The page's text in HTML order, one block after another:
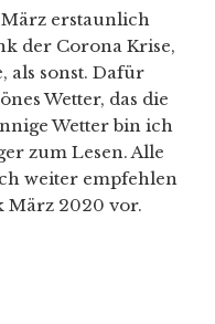
erstaunlich
der Corona Krise,
als sonst. Dafür
Wetter, das die
Wetter bin ich
zum Lesen. Alle
weiter empfehlen
März 2020 vor.